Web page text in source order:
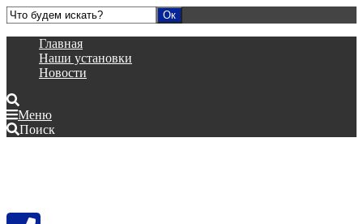
Главная
Наши установки
Новости
Меню
Поиск